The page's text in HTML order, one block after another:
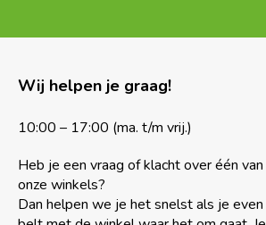
Wij helpen je graag!
10:00 – 17:00 (ma. t/m vrij.)
Heb je een vraag of klacht over één van
onze winkels?
Dan helpen we je het snelst als je even